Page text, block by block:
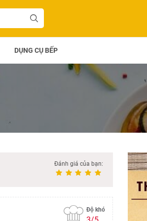
DỤNG CỤ BẾP
Đánh giá của bạn:
Độ khó